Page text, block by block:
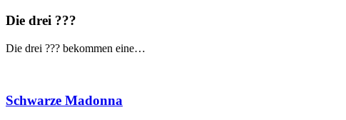
Die drei ???
Die drei ??? bekommen eine…
Schwarze Madonna